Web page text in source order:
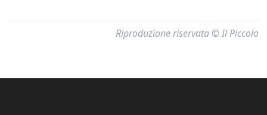
Riproduzione riservata © Il Piccolo